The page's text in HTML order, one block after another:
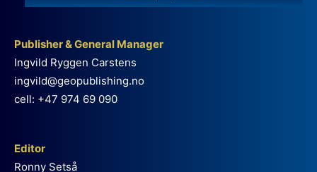
Publisher & General Manager
Ingvild Ryggen Carstens
ingvild@geopublishing.no
cell: +47 974 69 090
Editor
Ronny Setså